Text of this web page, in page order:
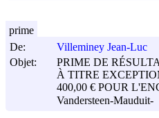
De:
Villeminey Jean-Luc
Objet:
PRIME DE
À TITRE
400,00 € POUR
Vandersteen-Mauduit-
prime